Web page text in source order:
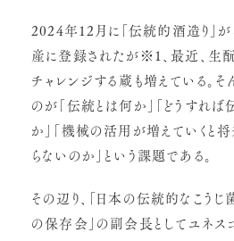
2024年12月に「伝統的酒造り」
産に登録されたが※1、最近、生
チャレンジする蔵も増えている。
のが「伝統とは何か」「どうすれ
か」「機械の活用が増えていくと
らないのか」という課題である。
その辺り、「日本の伝統的なこう
の保存会」の副会長としてユネ